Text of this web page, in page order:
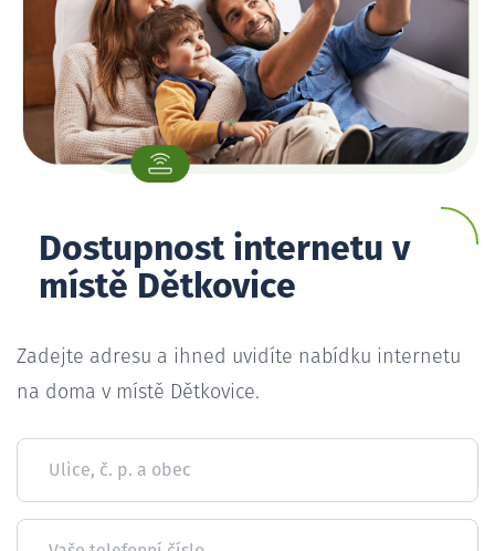
Dostupnost internetu v
místě Dětkovice
Zadejte adresu a ihned uvidíte nabídku internetu
na doma v místě Dětkovice.
Ulice, č. p. a obec